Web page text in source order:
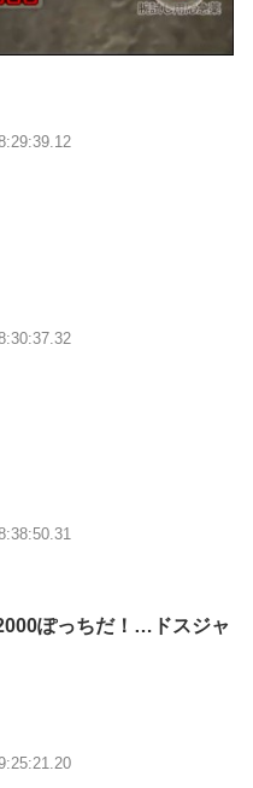
ぽっちだ！…ドスジャ